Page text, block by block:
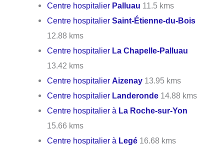
Centre hospitalier Palluau 11.5 kms
Centre hospitalierSaint-Étienne-du-Bois
12.88 kms
Centre hospitalier La Chapelle-Palluau
13.42 kms
Centre hospitalierAizenay 13.95 kms
Centre hospitalier Landeronde 14.88 kms
Centre hospitalier à La Roche-sur-Yon
15.66 kms
Centre hospitalier à Legé 16.68 kms